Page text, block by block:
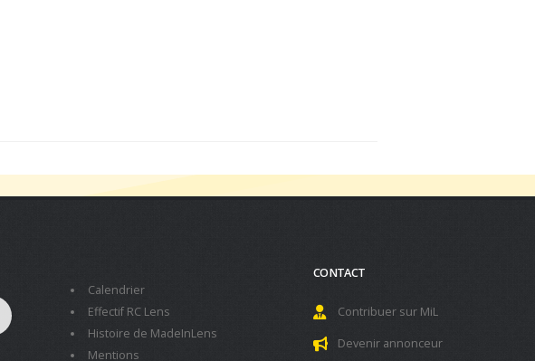
Calendrier
Effectif RC Lens
Histoire de MadeInLens
Mentions
CONTACT
Contribuer sur MiL
Devenir annonceur